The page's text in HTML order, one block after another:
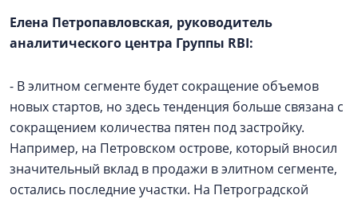
Елена Петропавловская, руководитель
аналитического центра Группы RBI:
- В элитном сегменте будет сокращение объемов
новых стартов, но здесь тенденция больше связана с
сокращением количества пятен под застройку.
Например, на Петровском острове, который вносил
значительный вклад в продажи в элитном сегменте,
остались последние участки. На Петроградской